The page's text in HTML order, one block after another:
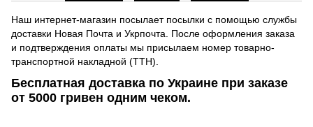
Наш интернет-магазин посылает посылки с помощью службы
доставки Новая Почта и Укрпочта. После оформления заказа
и подтверждения оплаты мы присылаем номер товарно-
транспортной накладной (ТТН).
Бесплатная доставка по Украине при заказе
от 5000 гривен одним чеком.